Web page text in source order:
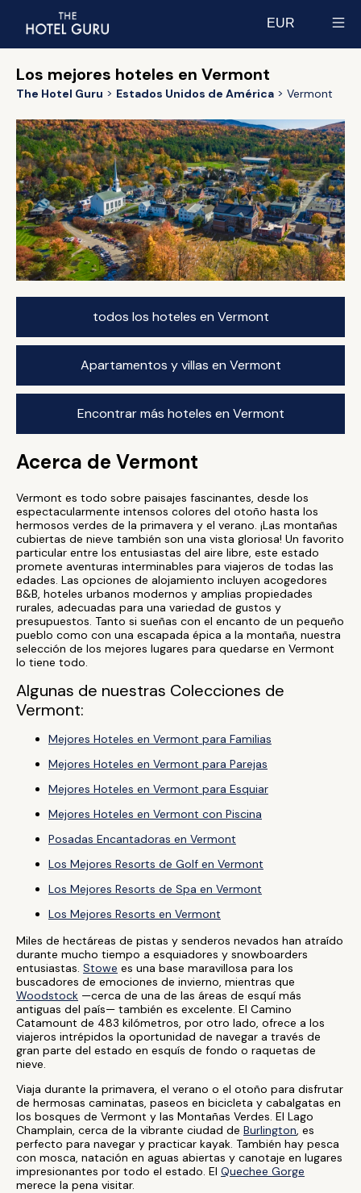
EUR
Los mejores hoteles en Vermont
The Hotel Guru Estados Unidos de América Vermont
todos los hoteles en Vermont
Apartamentos y villas en Vermont
Encontrar más hoteles en Vermont
Acerca de Vermont
Vermont es todo sobre paisajes fascinantes, desde los
espectacularmente intensos colores del otoño hasta los
hermosos verdes de la primavera y el verano. ¡Las montañas
cubiertas de nieve también son una vista gloriosa! Un favorito
particular entre los entusiastas del aire libre, este estado
promete aventuras interminables para viajeros de todas las
edades. Las opciones de alojamiento incluyen acogedores
B&B, hoteles urbanos modernos y amplias propiedades
rurales, adecuadas para una variedad de gustos y
presupuestos. Tanto si sueñas con el encanto de un pequeño
pueblo como con una escapada épica a la montaña, nuestra
selección de los mejores lugares para quedarse en Vermont
lo tiene todo.
Algunas de nuestras Colecciones de
Vermont:
Mejores Hoteles en Vermont para Familias
Mejores Hoteles en Vermont para Parejas
Mejores Hoteles en Vermont para Esquiar
Mejores Hoteles en Vermont con Piscina
Posadas Encantadoras en Vermont
Los Mejores Resorts de Golf en Vermont
Los Mejores Resorts de Spa en Vermont
Los Mejores Resorts en Vermont
Miles de hectáreas de pistas y senderos nevados han atraído
durante mucho tiempo a esquiadores y snowboarders
entusiastas. Stowe es una base maravillosa para los
buscadores de emociones de invierno, mientras que
Woodstock —cerca de una de las áreas de esquí más
antiguas del país— también es excelente. El Camino
Catamount de 483 kilómetros, por otro lado, ofrece a los
viajeros intrépidos la oportunidad de navegar a través de
gran parte del estado en esquís de fondo o raquetas de
nieve.
Viaja durante la primavera, el verano o el otoño para disfrutar
de hermosas caminatas, paseos en bicicleta y cabalgatas en
los bosques de Vermont y las Montañas Verdes. El Lago
Champlain, cerca de la vibrante ciudad de Burlington, es
perfecto para navegar y practicar kayak. También hay pesca
con mosca, natación en aguas abiertas y canotaje en lugares
impresionantes por todo el estado. El Quechee Gorge
merece la pena visitar.